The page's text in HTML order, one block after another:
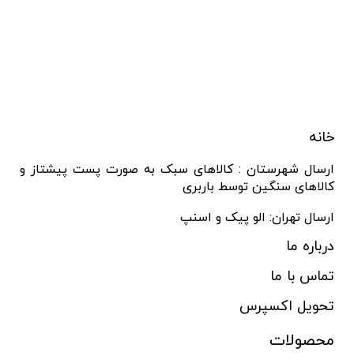
خانه
ارسال شهرستان : کالاهای سبک به صورت پست پیشتاز و
کالاهای سنگین توسط باربری
ارسال تهران: الو پیک و اسنپ
درباره ما
تماس با ما
تحویل اکسپرس
محصولات